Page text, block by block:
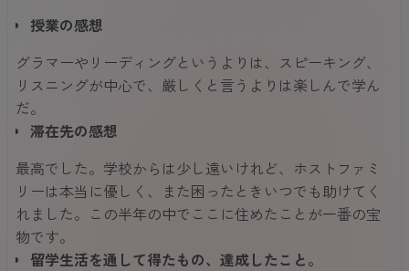
授業の感想
グラマーやリーディングというよりは、スピーキング、
リスニングが中心で、厳しくと言うよりは楽しんで学ん
だ。
滞在先の感想
最高でした。学校からは少し遠いけれど、ホストファミ
リーは本当に優しく、また困ったときいつでも助けてく
れました。この半年の中でここに住めたことが一番の宝
物です。
留学生活を通して得たもの、達成したこと。